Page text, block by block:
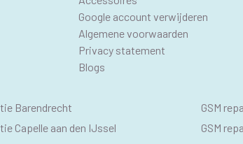
Google account verwijderen
Algemene voorwaarden
Privacy statement
Blogs
Barendrecht
Capelle aan den IJssel
SEO
GSM
GSM
GSM